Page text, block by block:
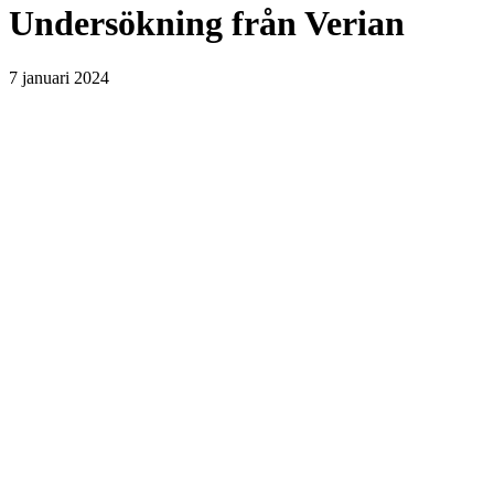
Undersökning frånVerian
7 januari 2024